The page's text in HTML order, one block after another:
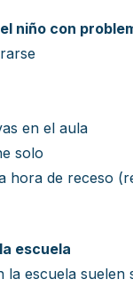
niño con
en el aula
solo
hora de receso
escuela
la escuela